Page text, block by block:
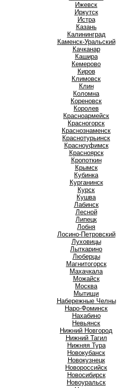
Ижевск
Иркутск
Истра
Казань
Калининград
Каменск-Уральский
Качканар
Кашира
Кемерово
Киров
Климовск
Клин
Коломна
Кореновск
Королев
Красноармейск
Красногорск
Краснознаменск
Краснотурьинск
Красноуфимск
Красноярск
Кропоткин
Крымск
Кубинка
Курганинск
Курск
Кушва
Лабинск
Лесной
Липецк
Лобня
Лосино-Петровский
Луховицы
Лыткарино
Люберцы
Магнитогорск
Махачкала
Можайск
Москва
Мытищи
Набережные Челны
Наро-Фоминск
Нахабино
Невьянск
Нижний Новгород
Нижний Тагил
Нижняя Тура
Новокубанск
Новокузнецк
Новороссийск
Новосибирск
Новоуральск